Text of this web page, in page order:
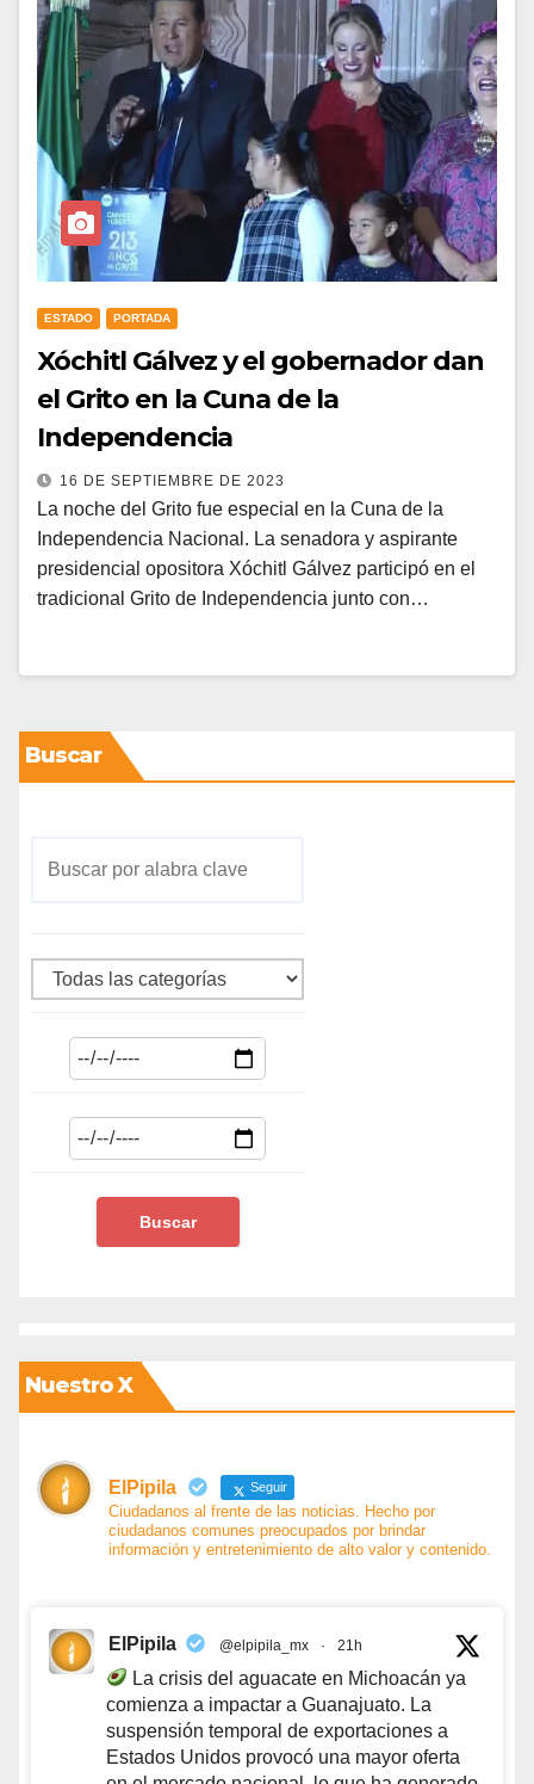
ESTADO PORTADA
Xóchitl Gálvez y el gobernador dan
el Grito en la Cuna de la
Independencia
16 DE SEPTIEMBRE DE 2023
La noche del Grito fue especial en la Cuna de la
Independencia Nacional. La senadora y aspirante
presidencial opositora Xóchitl Gálvez participó en el
tradicional Grito de Independencia junto con…
Buscar
Nuestro X
ElPipila Seguir
Ciudadanos al frente de las noticias. Hecho por
ciudadanos comunes preocupados por brindar
información y entretenimiento de alto valor y contenido.
ElPipila @elpipila_mx · 21h
La crisis del aguacate en Michoacán ya
comienza a impactar a Guanajuato. La
suspensión temporal de exportaciones a
Estados Unidos provocó una mayor oferta